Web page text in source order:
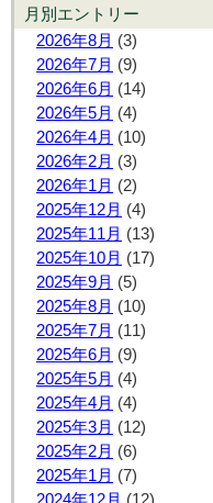
月別エントリー
2026年8月 (3)
2026年7月 (9)
2026年6月 (14)
2026年5月 (4)
2026年4月 (10)
2026年2月 (3)
2026年1月 (2)
2025年12月 (4)
2025年11月 (13)
2025年10月 (17)
2025年9月 (5)
2025年8月 (10)
2025年7月 (11)
2025年6月 (9)
2025年5月 (4)
2025年4月 (4)
2025年3月 (12)
2025年2月 (6)
2025年1月 (7)